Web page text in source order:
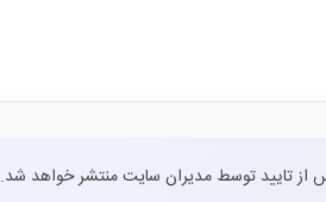
تایید توسط مدیران سایت منتشر خواهد شد.